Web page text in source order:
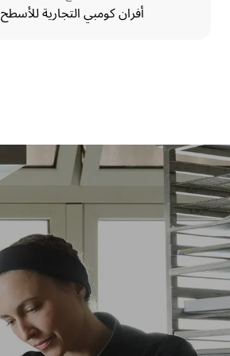
أفران كومبي التجارية للأسطح
مواصفات الصواني
مزود الطاقة